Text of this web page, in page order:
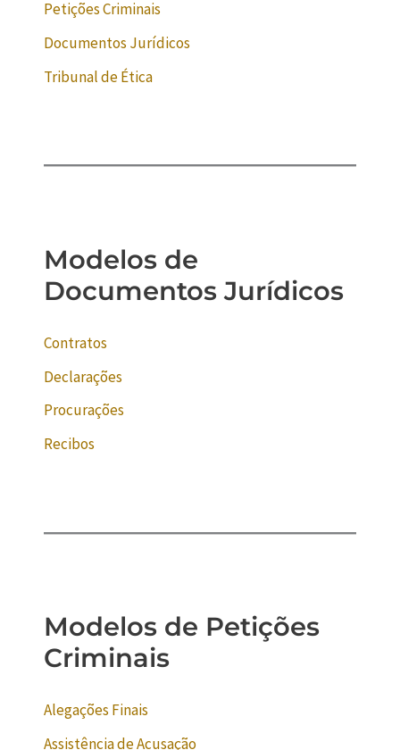
Petições Criminais
Documentos Jurídicos
Tribunal de Ética
Modelos de
Documentos Jurídicos
Contratos
Declarações
Procurações
Recibos
Modelos de Petições
Criminais
Alegações Finais
Assistência de Acusação